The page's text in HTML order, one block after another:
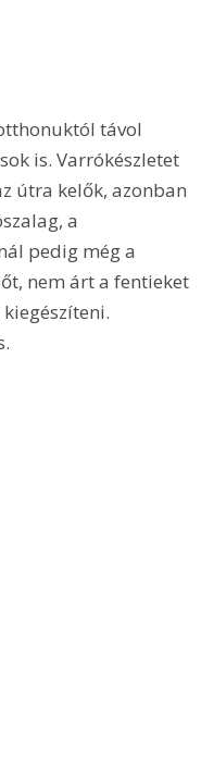
távol
is. Varrókészletet
útra kelők, azonban
a
pedig még a
nem árt a fentieket